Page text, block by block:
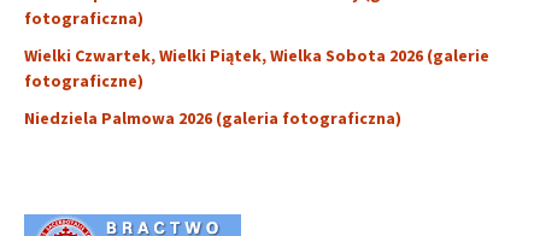
fotograficzna)
Wielki Czwartek, Wielki Piątek, Wielka Sobota 2026 (galerie
fotograficzne)
Niedziela Palmowa 2026 (galeria fotograficzna)